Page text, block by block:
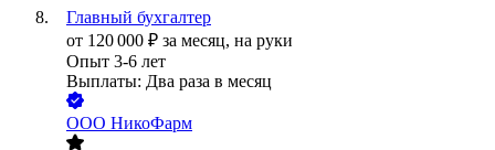
Главный бухгалтер
от 120 000 ₽ за месяц, на руки
Опыт 3-6 лет
Выплаты: Два раза в месяц
ООО НикоФарм